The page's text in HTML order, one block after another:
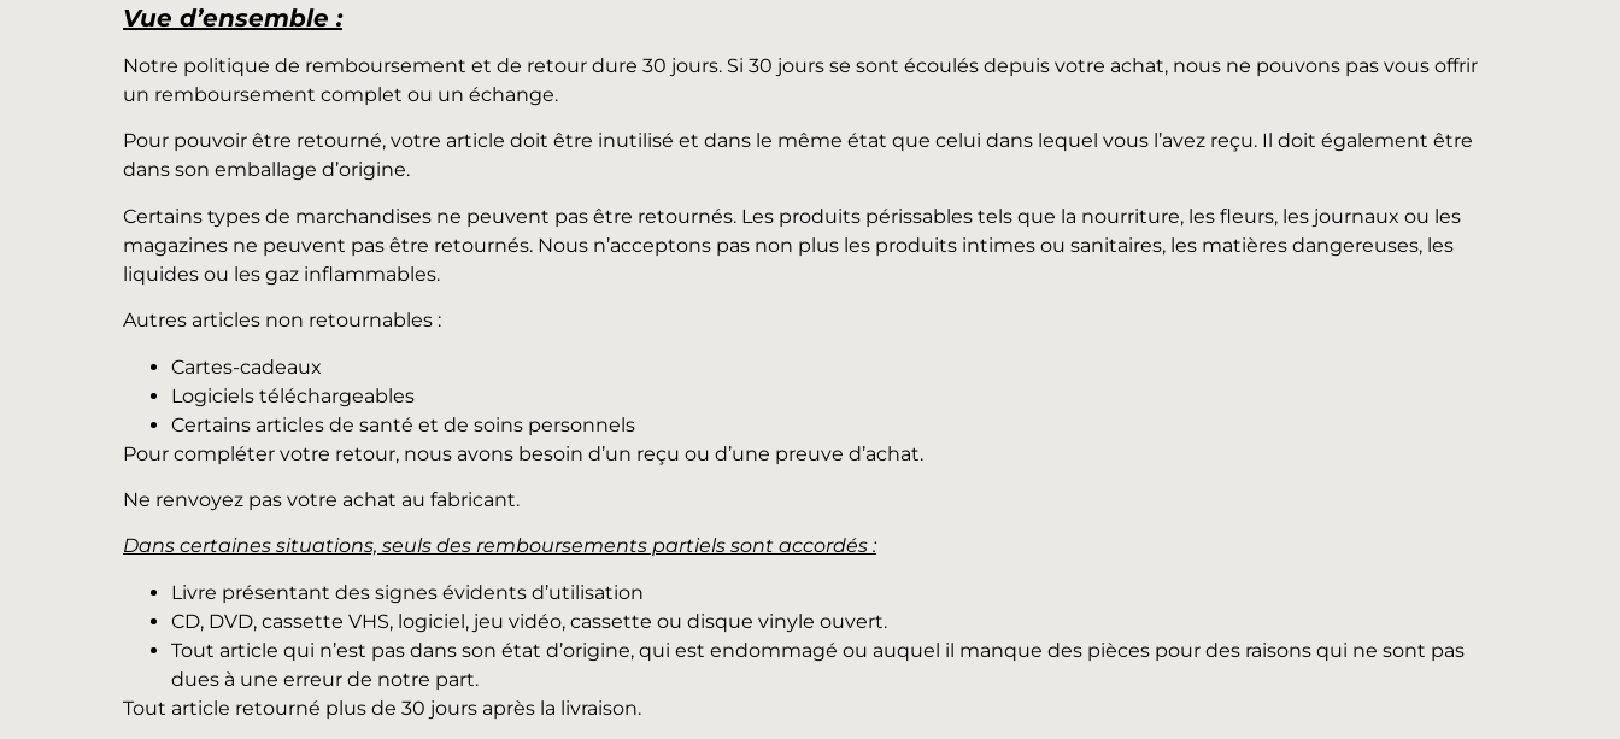
Vue d’ensemble :
Notre politique de remboursement et de retour dure 30 jours. Si 30 jours se sont écoulés depuis votre achat, nous ne pouvons pas vous offrir
un remboursement complet ou un échange.
Pour pouvoir être retourné, votre article doit être inutilisé et dans le même état que celui dans lequel vous l’avez reçu. Il doit également être
dans son emballage d’origine.
Certains types de marchandises ne peuvent pas être retournés. Les produits périssables tels que la nourriture, les fleurs, les journaux ou les
magazines ne peuvent pas être retournés. Nous n’acceptons pas non plus les produits intimes ou sanitaires, les matières dangereuses, les
liquides ou les gaz inflammables.
Autres articles non retournables :
Cartes-cadeaux
Logiciels téléchargeables
Certains articles de santé et de soins personnels
Pour compléter votre retour, nous avons besoin d’un reçu ou d’une preuve d’achat.
Ne renvoyez pas votre achat au fabricant.
Dans certaines situations, seuls des remboursements partiels sont accordés :
Livre présentant des signes évidents d’utilisation
CD, DVD, cassette VHS, logiciel, jeu vidéo, cassette ou disque vinyle ouvert.
Tout article qui n’est pas dans son état d’origine, qui est endommagé ou auquel il manque des pièces pour des raisons qui ne sont pas
dues à une erreur de notre part.
Tout article retourné plus de 30 jours après la livraison.